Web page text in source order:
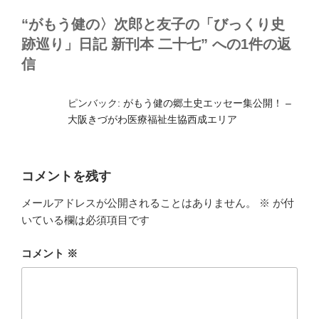
“がもう健の〉次郎と友子の「びっくり史
跡巡り」日記 新刊本 二十七” への1件の返
信
ピンバック: がもう健の郷土史エッセー集公開！ –
大阪きづがわ医療福祉生協西成エリア
コメントを残す
メールアドレスが公開されることはありません。 ※ が付
いている欄は必須項目です
コメント ※